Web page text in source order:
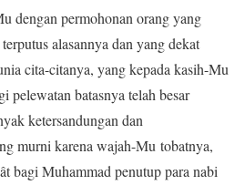
dengan permohonan orang yang
alasannya dan yang dekat
cita-citanya, yang kepada kasih-Mu
pelewatan batasnya telah besar
ketersandungan dan
murni karena wajah-Mu tobatnya,
bagi Muhammad penutup para nabi